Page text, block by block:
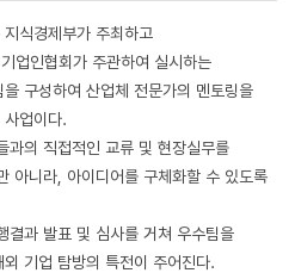
식경제부가 주최하고
업인협회가 주관하여 실시하는
구성하여 산업체 전문가의 멘토링을
업이다.
과의 직접적인 교류 및 현장실무를
아니라, 아이디어를 구체화할 수 있도록
결과 발표 및 심사를 거쳐 우수팀을
기업 탐방의 특전이 주어진다.